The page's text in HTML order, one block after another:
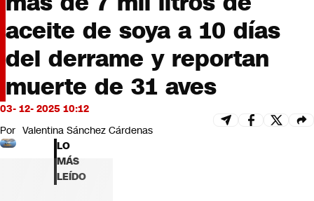
Servicios
Bits
CNN tiempo
Futuro 360
Opinión
aceite de soya a 10 días
del derrame y reportan
muerte de 31 aves
03- 12- 2025 10:12
Por Valentina Sánchez Cárdenas
LO
MÁS
LEÍDO